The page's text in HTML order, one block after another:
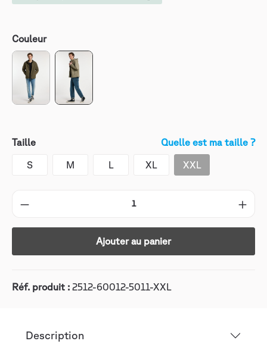
Couleur
Taille Quelle est ma taille ?
S M L XL XXL
Ajouter au panier
Réf. produit : 2512-60012-5011-XXL
Description